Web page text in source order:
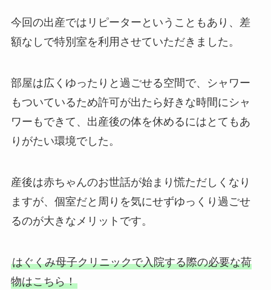
今回の出産ではリピーターということもあり、差
額なしで特別室を利用させていただきました。
部屋は広くゆったりと過ごせる空間で、シャワー
もついているため許可が出たら好きな時間にシャ
ワーもできて、出産後の体を休めるにはとてもあ
りがたい環境でした。
産後は赤ちゃんのお世話が始まり慌ただしくなり
ますが、個室だと周りを気にせずゆっくり過ごせ
るのが大きなメリットです。
はぐくみ母子クリニックで入院する際の必要な荷
物はこちら！